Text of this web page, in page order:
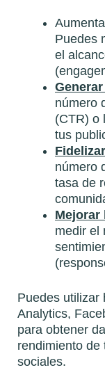
Puedes
el
número
(CTR) o
tus
Fidelizar
número
tasa de
Mejorar
medir el
Puedes utilizar
Analytics,
para obtener
rendimiento de
sociales.